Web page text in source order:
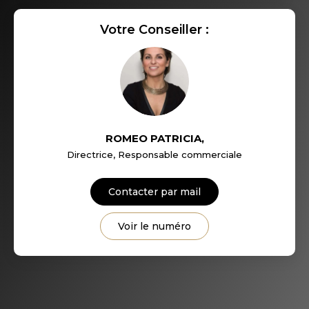
RESTAURANTS ET CAFÉS
MÉDECINS
Votre Conseiller :
ROMEO PATRICIA,
Directrice, Responsable commerciale
Contacter par mail
Voir le numéro